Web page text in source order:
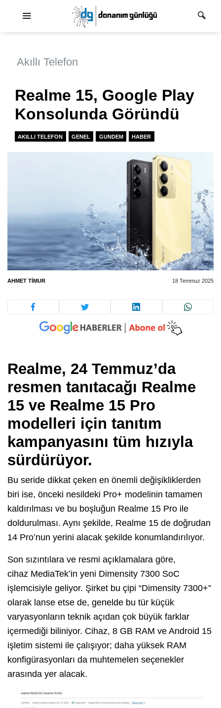
Akıllı Telefon
Realme 15, Google Play
Konsolunda Göründü
AKILLI TELEFON GENEL GUNDEM HABER
AHMET TIMUR 18 Temmuz 2025
Realme, 24 Temmuz’da
resmen tanıtacağı Realme
15 ve Realme 15 Pro
modelleri için tanıtım
kampanyasını tüm hızıyla
sürdürüyor.
Bu seride dikkat çeken en önemli değişikliklerden
biri ise, önceki nesildeki Pro+ modelinin tamamen
kaldırılması ve bu boşluğun Realme 15 Pro ile
doldurulması. Aynı şekilde, Realme 15 de doğrudan
14 Pro’nun yerini alacak şekilde konumlandırılıyor.
Son sızıntılara ve resmi açıklamalara göre,
cihaz MediaTek’in yeni Dimensity 7300 SoC
işlemcisiyle geliyor. Şirket bu çipi “Dimensity 7300+”
olarak lanse etse de, genelde bu tür küçük
varyasyonların teknik açıdan çok büyük farklar
içermediği biliniyor. Cihaz, 8 GB RAM ve Android 15
işletim sistemi ile çalışıyor; daha yüksek RAM
konfigürasyonları da muhtemelen seçenekler
arasında yer alacak.